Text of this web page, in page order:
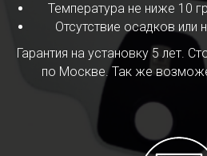
Температура не ниже 10
Отсутствие осадков или
Гарантия на установку 5 лет.
по Москве. Так же